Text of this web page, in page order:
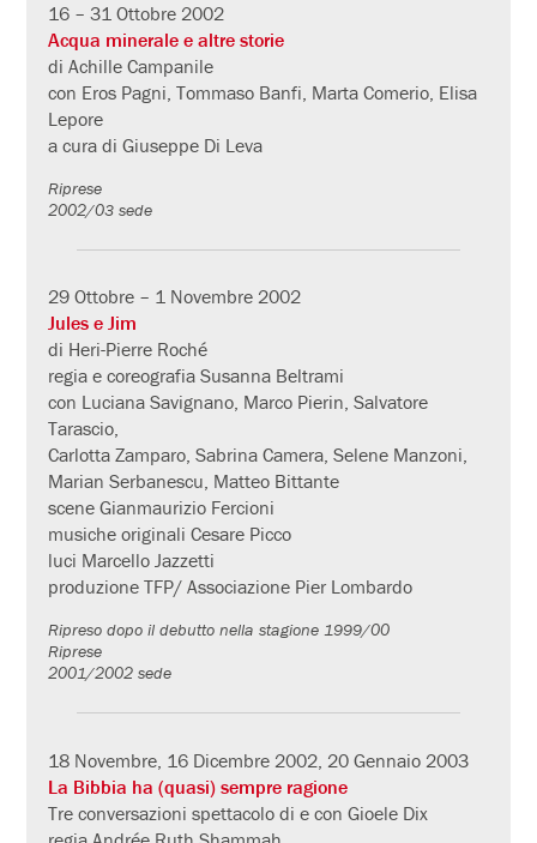
16 – 31 Ottobre 2002
Acqua minerale e altre storie
di Achille Campanile
con Eros Pagni, Tommaso Banfi, Marta Comerio, Elisa
Lepore
a cura di Giuseppe Di Leva
Riprese
2002/03 sede
29 Ottobre – 1 Novembre 2002
Jules e Jim
di Heri-Pierre Roché
regia e coreografia Susanna Beltrami
con Luciana Savignano, Marco Pierin, Salvatore
Tarascio,
Carlotta Zamparo, Sabrina Camera, Selene Manzoni,
Marian Serbanescu, Matteo Bittante
scene Gianmaurizio Fercioni
musiche originali Cesare Picco
luci Marcello Jazzetti
produzione TFP/ Associazione Pier Lombardo
Ripreso dopo il debutto nella stagione 1999/00
Riprese
2001/2002 sede
18 Novembre, 16 Dicembre 2002, 20 Gennaio 2003
La Bibbia ha (quasi) sempre ragione
Tre conversazioni spettacolo di e con Gioele Dix